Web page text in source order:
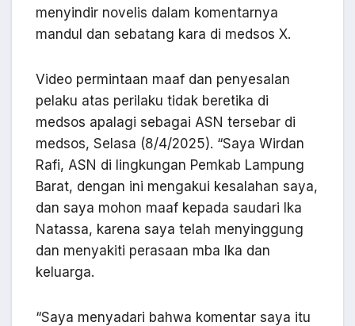
menyindir novelis dalam komentarnya
mandul dan sebatang kara di medsos X.
Video permintaan maaf dan penyesalan
pelaku atas perilaku tidak beretika di
medsos apalagi sebagai ASN tersebar di
medsos, Selasa (8/4/2025). “Saya Wirdan
Rafi, ASN di lingkungan Pemkab Lampung
Barat, dengan ini mengakui kesalahan saya,
dan saya mohon maaf kepada saudari Ika
Natassa, karena saya telah menyinggung
dan menyakiti perasaan mba Ika dan
keluarga.
“Saya menyadari bahwa komentar saya itu